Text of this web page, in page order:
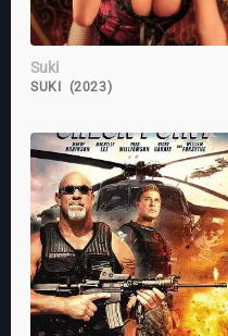
Suki
SUKI (2023)